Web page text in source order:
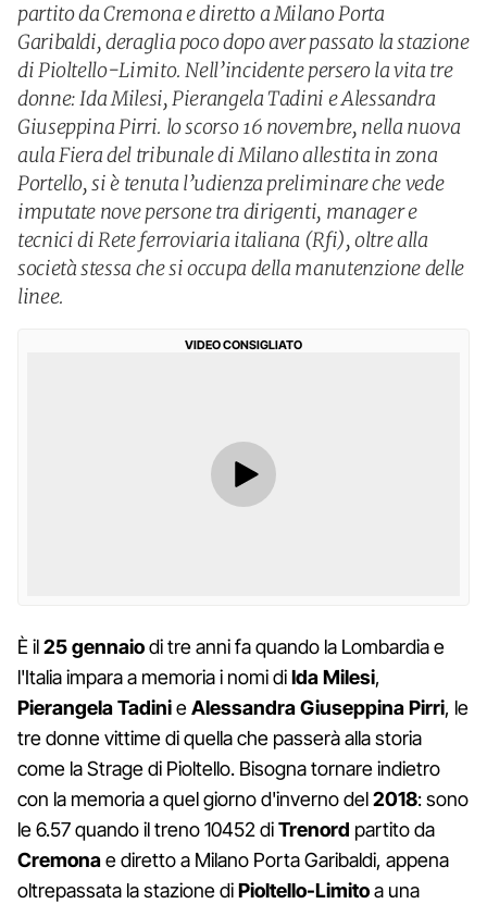
partito da Cremona e diretto a Milano Porta
Garibaldi, deraglia poco dopo aver passato la stazione
di Pioltello-Limito. Nell’incidente persero la vita tre
donne: Ida Milesi, Pierangela Tadini e Alessandra
Giuseppina Pirri. lo scorso 16 novembre, nella nuova
aula Fiera del tribunale di Milano allestita in zona
Portello, si è tenuta l’udienza preliminare che vede
imputate nove persone tra dirigenti, manager e
tecnici di Rete ferroviaria italiana (Rfi), oltre alla
società stessa che si occupa della manutenzione delle
linee.
VIDEO CONSIGLIATO
È il25 gennaiodi tre anni fa quando la Lombardia e
l'Italia impara a memoria i nomi diIda Milesi,
Pierangela TadinieAlessandra Giuseppina Pirri, le
tre donne vittime di quella che passerà alla storia
come la Strage di Pioltello. Bisogna tornare indietro
con la memoria a quel giorno d'inverno del2018: sono
le 6.57 quando il treno 10452 diTrenord partito da
Cremonae diretto a Milano Porta Garibaldi, appena
oltrepassata la stazione diPioltello-Limitoa una